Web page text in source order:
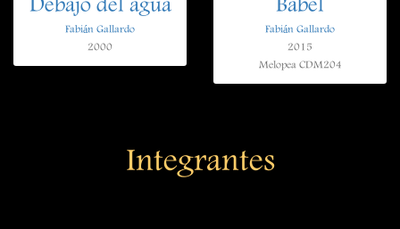
Debajo del agua
Fabián Gallardo
2000
Babel
Fabián Gallardo
2015
Melopea CDM204
Integrantes